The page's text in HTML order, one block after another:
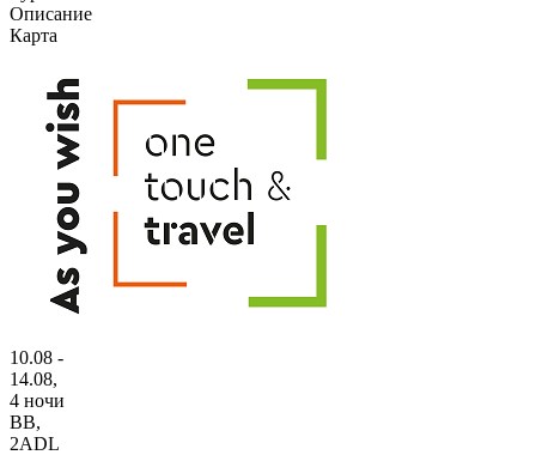
Описание
Карта
10.08 -
14.08,
4 ночи
BB,
2ADL